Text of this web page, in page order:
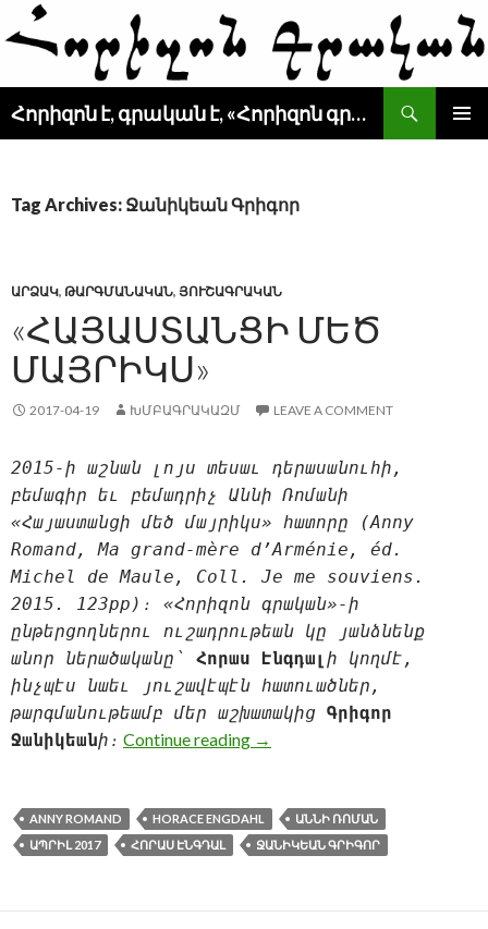
Հորիզոն է, գրական է, «Հորիզոն գրական» է
SKIP
Tag Archives: Ջանիկեան Գրիգոր
ԱՐՁԱԿ, ԹԱՐԳՄԱՆԱԿԱՆ, ՅՈՒՇԱԳՐԱԿԱՆ
«ՀԱՅԱՍՏԱՆՑԻ ՄԵԾ
ՄԱՅՐԻԿՍ»
2017-04-19 ԽՄԲԱԳՐԱԿԱԶՄ LEAVE A COMMENT
2015-ի աշնան լոյս տեսաւ դերասանուհի,
բեմագիր եւ բեմադրիչ Աննի Ռոմանի
«Հայաստանցի մեծ մայրիկս» հատորը (Anny
Romand, Ma grand-mère d’Arménie, éd.
Michel de Maule, Coll. Je me souviens.
2015. 123pp)։ «Հորիզոն գրական»-ի
ընթերցողներու ուշադրութեան կը յանձնենք
անոր ներածականը՝ Հորաս Էնգդալ ի կողմէ,
ինչպէս նաեւ յուշավէպէն հատուածներ,
թարգմանութեամբ մեր աշխատակից Գրիգոր
Ջանիկեանի։ Continue reading «ՀԱՅԱՍՏԱՆՑԻ ՄԵԾ
→
ANNY ROMAND HORACE ENGDAHL
ԱՆՆԻ ՌՈՄԱՆ
ԱՊՐԻԼ 2017
ՀՈՐԱՍ ԷՆԳԴԱԼ ՋԱՆԻԿԵԱՆ ԳՐԻԳՈՐ